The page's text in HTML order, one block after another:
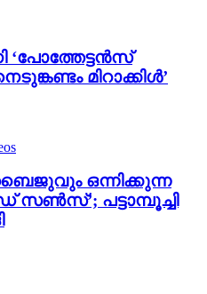
‘പോത്തേട്ടൻസ്
മിറാക്കിൾ’
ഒന്നിക്കുന്ന
പട്ടാമ്പൂച്ചി